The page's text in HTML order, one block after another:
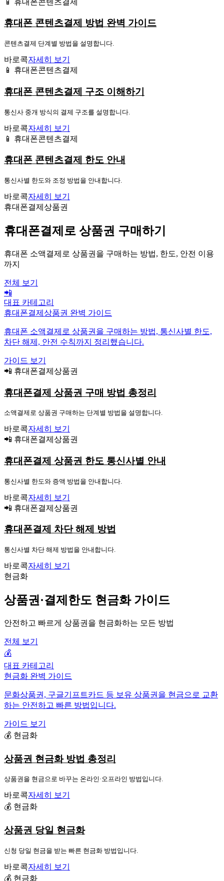
휴대폰 콘텐츠결제 방법 완벽 가이드
콘텐츠결제 단계별 방법을 설명합니다.
바로콕자세히 보기
📱 휴대폰콘텐츠결제
휴대폰 콘텐츠결제 구조 이해하기
통신사 중개 방식의 결제 구조를 설명합니다.
바로콕자세히 보기
📱 휴대폰콘텐츠결제
휴대폰 콘텐츠결제 한도 안내
통신사별 한도와 조정 방법을 안내합니다.
바로콕자세히 보기
휴대폰결제상품권
휴대폰결제로 상품권 구매하기
휴대폰 소액결제로 상품권을 구매하는 방법, 한도, 안전 이용
까지
전체 보기
📲
대표 카테고리
휴대폰결제상품권 완벽 가이드
휴대폰 소액결제로 상품권을 구매하는 방법, 통신사별 한도,
차단 해제, 안전 수칙까지 정리했습니다.
가이드 보기
📲 휴대폰결제상품권
휴대폰결제 상품권 구매 방법 총정리
소액결제로 상품권 구매하는 단계별 방법을 설명합니다.
바로콕자세히 보기
📲 휴대폰결제상품권
휴대폰결제 상품권 한도 통신사별 안내
통신사별 한도와 증액 방법을 안내합니다.
바로콕자세히 보기
📲 휴대폰결제상품권
휴대폰결제 차단 해제 방법
통신사별 차단 해제 방법을 안내합니다.
바로콕자세히 보기
현금화
상품권·결제한도 현금화 가이드
안전하고 빠르게 상품권을 현금화하는 모든 방법
전체 보기
💰
대표 카테고리
현금화 완벽 가이드
문화상품권, 구글기프트카드 등 보유 상품권을 현금으로 교환
하는 안전하고 빠른 방법입니다.
가이드 보기
💰 현금화
상품권 현금화 방법 총정리
상품권을 현금으로 바꾸는 온라인·오프라인 방법입니다.
바로콕자세히 보기
💰 현금화
상품권 당일 현금화
신청 당일 현금을 받는 빠른 현금화 방법입니다.
바로콕자세히 보기
💰 현금화